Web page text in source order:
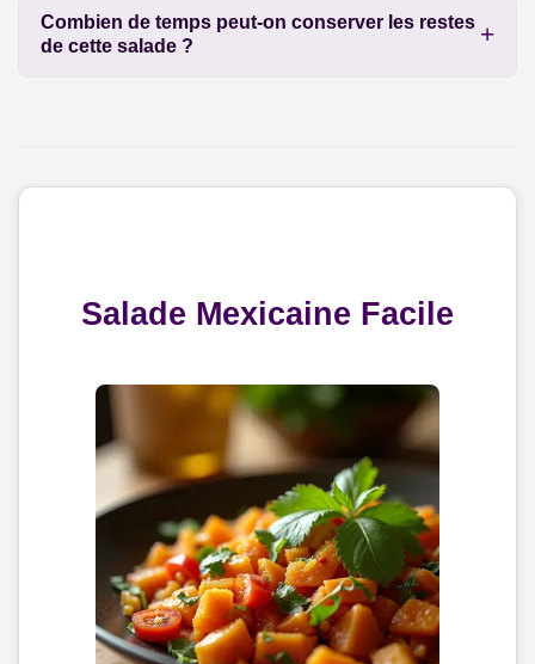
Combien de temps peut-on conserver les restes
de cette salade ?
Salade Mexicaine Facile